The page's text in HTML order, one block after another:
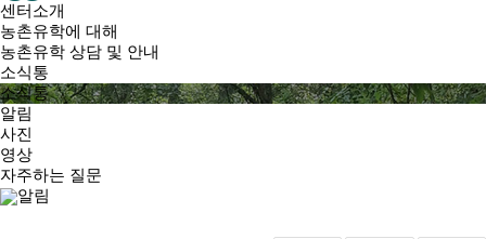
센터소개
농촌유학에 대해
농촌유학 상담 및 안내
소식통
소식통
알림
사진
영상
자주하는 질문
알림